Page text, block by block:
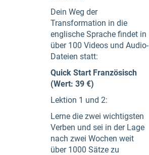
Dein Weg der
Transformation in die
englische Sprache findet in
über 100 Videos und Audio-
Dateien statt:
Quick Start Französisch
(Wert: 39 €)
Lektion 1 und 2:
Lerne die zwei wichtigsten
Verben und sei in der Lage
nach zwei Wochen weit
über 1000 Sätze zu